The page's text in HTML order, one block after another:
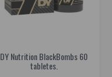
DY Nutrition BlackBombs 60
tabletes.